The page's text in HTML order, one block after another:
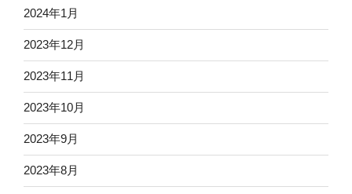
2024年1月
2023年12月
2023年11月
2023年10月
2023年9月
2023年8月